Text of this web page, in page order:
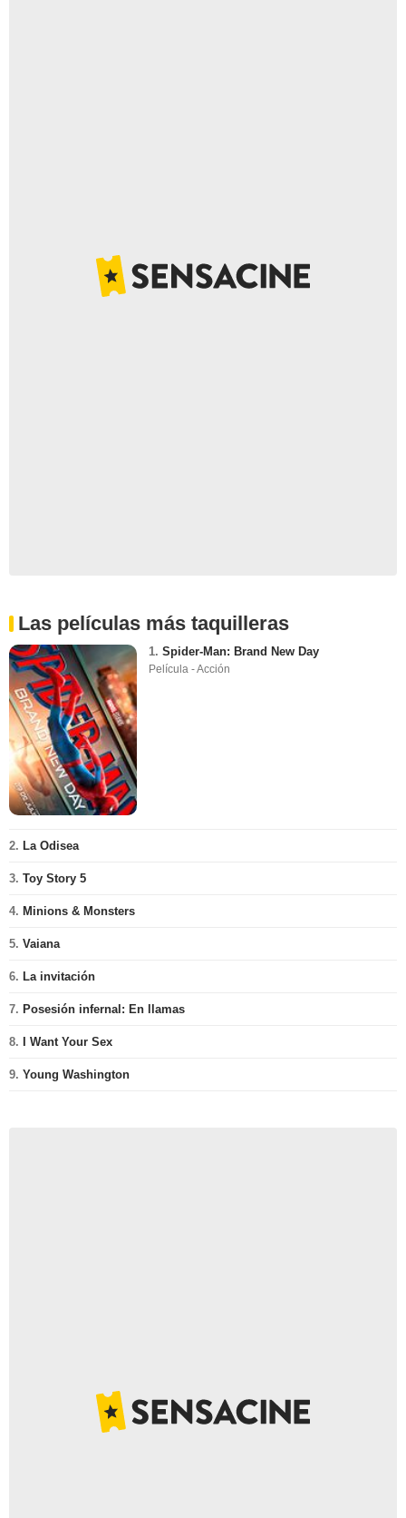
Las películas más taquilleras
1. Spider-Man: Brand New Day
Película - Acción
2. La Odisea
3. Toy Story 5
4. Minions & Monsters
5. Vaiana
6. La invitación
7. Posesión infernal: En llamas
8. I Want Your Sex
9. Young Washington